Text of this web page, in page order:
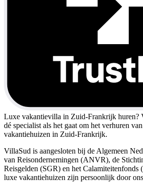
Luxe vakantievilla in Zuid-Frankrijk huren?
dé specialist als het gaat om het verhuren
vakantiehuizen in Zuid-Frankrijk.
VillaSud is aangesloten bij de Algemeen
van Reisondernemingen (ANVR), de
Reisgelden (SGR) en het Calamiteitenfonds
luxe vakantiehuizen zijn persoonlijk door